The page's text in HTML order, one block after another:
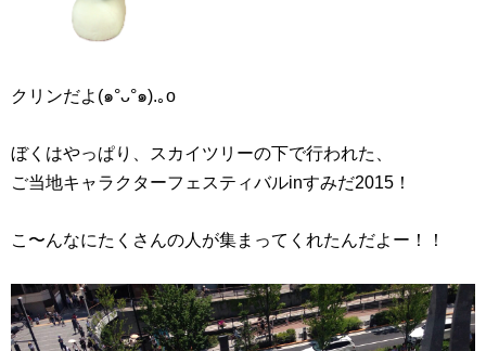
クリンだよ(๑°ᴗ°๑).｡o
ぼくはやっぱり、スカイツリーの下で行われた、
ご当地キャラクターフェスティバルinすみだ2015！
こ〜んなにたくさんの人が集まってくれたんだよー！！